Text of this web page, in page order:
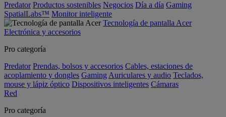
Predator Productos sostenibles Negocios Día a día Gaming
SpatialLabs™ Monitor inteligente
Tecnología de pantalla Acer
Electrónica y accesorios
Pro categoría
Predator Prendas, bolsos y accesorios Cables, estaciones de
acoplamiento y dongles Gaming Auriculares y audio Teclados,
mouse y lápiz óptico Dispositivos inteligentes Cámaras
Red
Pro categoría